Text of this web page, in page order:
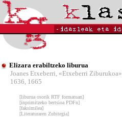
Elizara erabiltzeko liburua
Joanes Etxeberri, «Etxeberri Ziburukoa»
1636, 1665
[liburua osorik RTF formatuan]
[inprimitzeko bertsioa PDFn]
[faksimilea]
[Literaturaren Zubitegia]